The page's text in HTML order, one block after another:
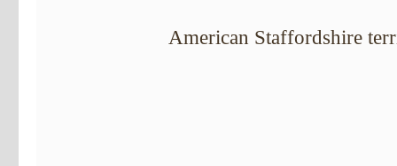
American Staffordshire